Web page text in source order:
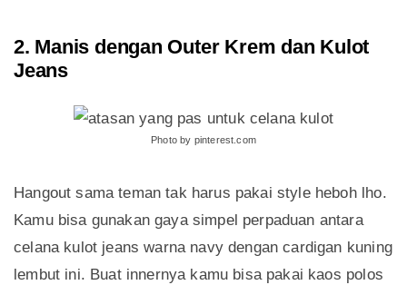
2. Manis dengan Outer Krem dan Kulot
Jeans
Photo by pinterest.com
Hangout sama teman tak harus pakai style heboh lho.
Kamu bisa gunakan gaya simpel perpaduan antara
celana kulot jeans warna navy dengan cardigan kuning
lembut ini. Buat innernya kamu bisa pakai kaos polos